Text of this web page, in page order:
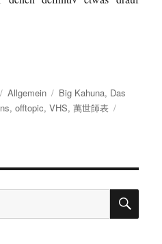
Kategorien
Allgemein Schlagwörter
Big Kahuna, Das
,offtopic,VHS,萬世師表